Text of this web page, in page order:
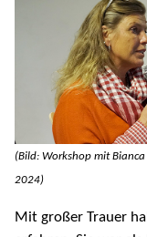
(Bild: Workshop mit
2024)
Mit großer Trauer